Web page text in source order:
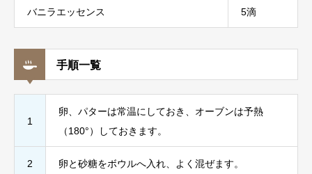
バニラエッセンス 5滴
手順一覧
1
卵、パターは常温にしておき、オーブンは予熱
（180°）しておきます。
2 卵と砂糖をボウルへ入れ、よく混ぜます。